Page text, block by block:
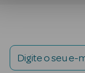
Digite o seu e-